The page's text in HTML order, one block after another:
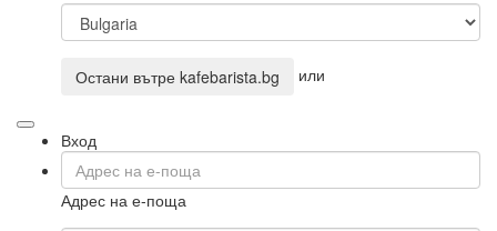
Остани вътре kafebarista.bg или
Вход
Адрес на е-поща